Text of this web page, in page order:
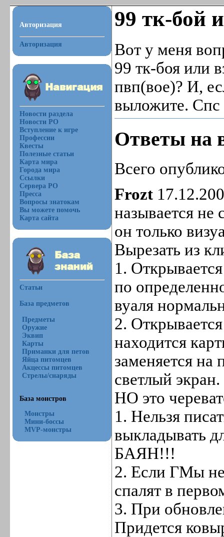
Авторизация
Авторизация
Новости раздела
Новости РО
Вступление к игре
Профессии
Квесты
Полезные статьи
Карта мира
Города мира
Ссылки
Сервера РО
Пресса
Вопросы знатокам
Вы можете помочь
Карта сайта
Статьи
База предметов
Предметы
Оружие
Эквип
Карты
Приманки для петов
Яйца питомцев
Акцессы питомцев
Стрелы/снаряды
База монстров
Монстры
Мини-боссы
MVP-монстры
99 тк-бой
Вот у меня
99 тк-боя или
пвп(вое)? И,
выложите. Спс
Ответы на
Всего
Frozt
называется не
он только
Вырезать из
1.
по
вуаля
2.
находится
заменяется
светлый экран.
НО это
1. Нельзя
выкладывать
БАЯН!!!
2. Если ГМы не
спалят в
3. При
Придется